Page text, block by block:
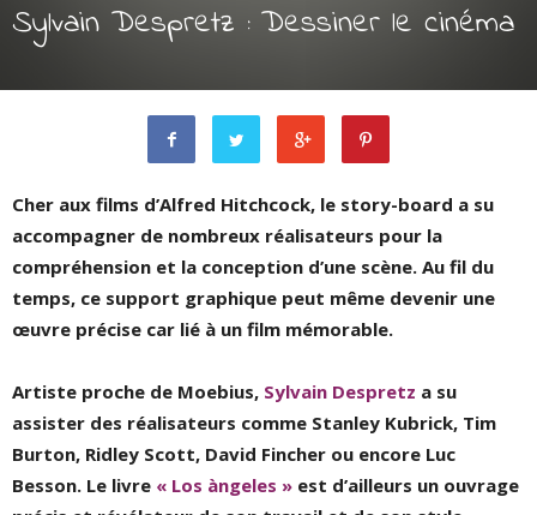
Sylvain Despretz : Dessiner le cinéma
Cher aux films d’Alfred Hitchcock, le story-board a su
accompagner de nombreux réalisateurs pour la
compréhension et la conception d’une scène. Au fil du
temps, ce support graphique peut même devenir une
œuvre précise car lié à un film mémorable.
Artiste proche de Moebius, Sylvain Despretz a su
assister des réalisateurs comme Stanley Kubrick, Tim
Burton, Ridley Scott, David Fincher ou encore Luc
Besson. Le livre « Los àngeles » est d’ailleurs un ouvrage